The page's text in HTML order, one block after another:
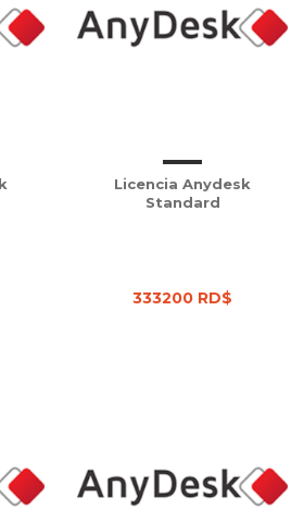
Licencia Anydesk
Standard
333200 RD$